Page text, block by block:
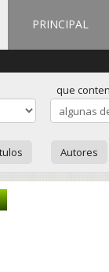
PRINCIPAL
que
Autores